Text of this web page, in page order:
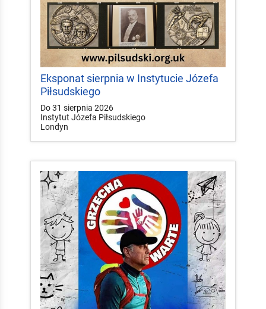
Eksponat sierpnia w Instytucie Józefa
Piłsudskiego
Do 31 sierpnia 2026
Instytut Józefa Piłsudskiego
Londyn